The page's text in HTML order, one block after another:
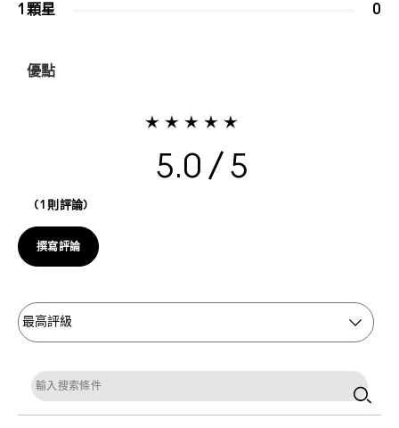
1 顆星 0
優點
5.0
1 則評論
撰寫評論